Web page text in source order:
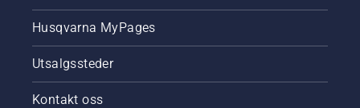
Husqvarna MyPages
Utsalgssteder
Kontakt oss